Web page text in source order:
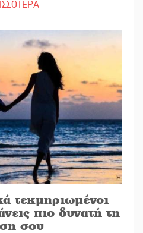
τεκμηριωμένοι
πιο δυνατή τη
σου